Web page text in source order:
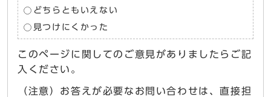
どちらともいえない
見つけにくかった
このページに関してのご意見がありましたらご記
入ください。
（注意）お答えが必要なお問い合わせは、直接担